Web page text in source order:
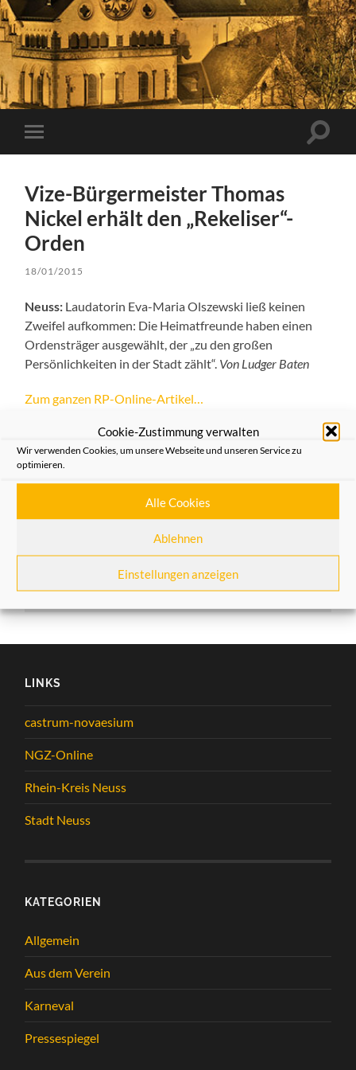
Cookie-Zustimmung verwalten
Wir verwenden Cookies, um unsere Webseite und unseren Service zu
optimieren.
Alle Cookies
Ablehnen
Einstellungen anzeigen
Mobile-
Menü
Vize-Bürgermeister Thomas
Nickel erhält den „Rekeliser“-
Orden
18/01/2015
Neuss: Laudatorin Eva-Maria Olszewski ließ keinen
Zweifel aufkommen: Die Heimatfreunde haben einen
Ordensträger ausgewählt, der „zu den großen
Persönlichkeiten in der Stadt zählt“. Von Ludger Baten
Zum ganzen RP-Online-Artikel…
Allgemein
Radiogruppe der Heimatfreunde mit zwei neuen
Sendungen
NÄCHSTER BEITRAG
LINKS
castrum-novaesium
NGZ-Online
Rhein-Kreis Neuss
Stadt Neuss
KATEGORIEN
Allgemein
Aus dem Verein
Karneval
Pressespiegel